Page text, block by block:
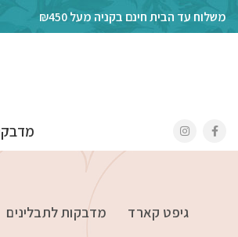
משלוח עד הבית חינם בקניה מעל ₪450
גיפט קארד מדבקות לתבלינים